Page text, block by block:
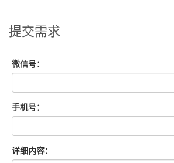
提交需求
微信号：
手机号：
详细内容：